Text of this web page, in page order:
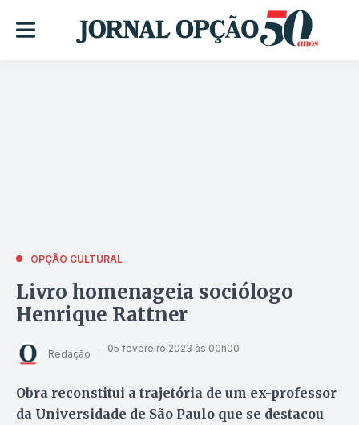
OPÇÃO CULTURAL
Livro homenageia sociólogo
Henrique Rattner
Redação 05 fevereiro 2023 às 00h00
Obra reconstitui a trajetória de um ex-professor
da Universidade de São Paulo que se destacou